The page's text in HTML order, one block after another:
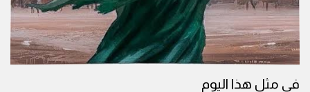
في مثل هذا اليوم